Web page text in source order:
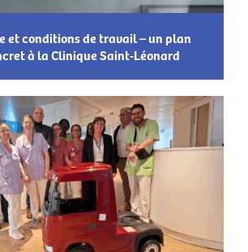
et conditions de travail – un plan
à la Clinique Saint-Léonard